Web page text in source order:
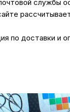
службы
по доставки и